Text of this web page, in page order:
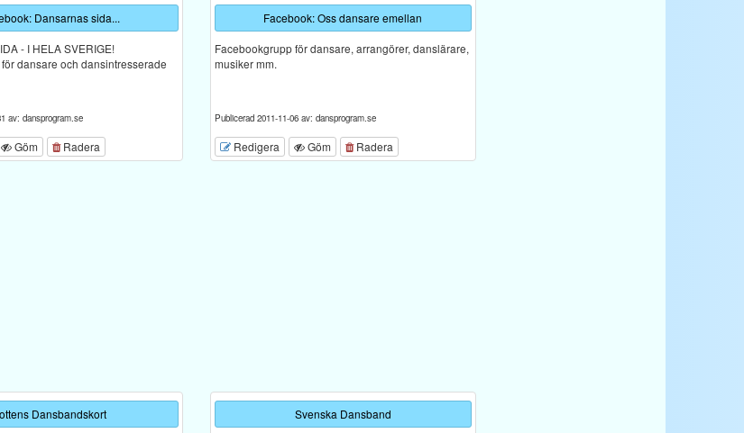
Dansarnas sida...
- I HELA SVERIGE!
dansare och dansintresserade
av: dansprogram.se
Göm Radera
Facebook: Oss dansare emellan
Facebookgrupp för dansare, arrangörer, danslärare,
musiker mm.
Publicerad 2011-11-06 av: dansprogram.se
Redigera Göm Radera
Dansbandskort
Svenska Dansband